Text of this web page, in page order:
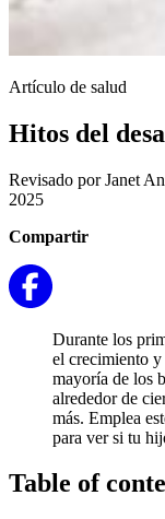
Artículo de salud
Hitos del
Revisado por Janet
2025
Compartir
Durante los
el crecimiento
mayoría de los
alrededor de
más. Emplea
para ver si tu
Table of